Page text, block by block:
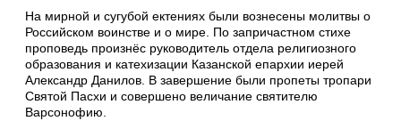
На мирной и сугубой ектениях были вознесены молитвы о
Российском воинстве и о мире. По запричастном стихе
проповедь произнёс руководитель отдела религиозного
образования и катехизации Казанской епархии иерей
Александр Данилов. В завершение были пропеты тропари
Святой Пасхи и совершено величание святителю
Варсонофию.